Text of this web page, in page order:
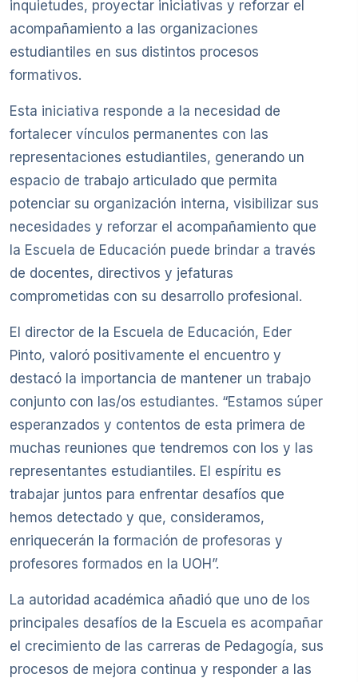
inquietudes, proyectar iniciativas y reforzar el
acompañamiento a las organizaciones
estudiantiles en sus distintos procesos
formativos.
Esta iniciativa responde a la necesidad de
fortalecer vínculos permanentes con las
representaciones estudiantiles, generando un
espacio de trabajo articulado que permita
potenciar su organización interna, visibilizar sus
necesidades y reforzar el acompañamiento que
la Escuela de Educación puede brindar a través
de docentes, directivos y jefaturas
comprometidas con su desarrollo profesional.
El director de la Escuela de Educación, Eder
Pinto, valoró positivamente el encuentro y
destacó la importancia de mantener un trabajo
conjunto con las/os estudiantes. “Estamos súper
esperanzados y contentos de esta primera de
muchas reuniones que tendremos con los y las
representantes estudiantiles. El espíritu es
trabajar juntos para enfrentar desafíos que
hemos detectado y que, consideramos,
enriquecerán la formación de profesoras y
profesores formados en la UOH”.
La autoridad académica añadió que uno de los
principales desafíos de la Escuela es acompañar
el crecimiento de las carreras de Pedagogía, sus
procesos de mejora continua y responder a las